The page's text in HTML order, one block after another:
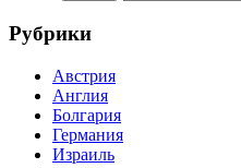
Рубрики
Австрия
Англия
Болгария
Германия
Израиль